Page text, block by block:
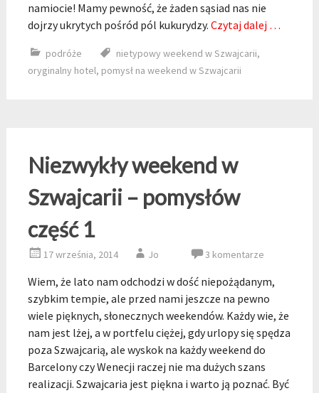
namiocie! Mamy pewność, że żaden sąsiad nas nie
dojrzy ukrytych pośród pól kukurydzy. Czytaj dalej …
podróże nietypowy weekend w Szwajcarii,
oryginalny hotel, pomysł na weekend w Szwajcarii
Niezwykły weekend w
Szwajcarii – pomysłów
część 1
17 września, 2014 Jo 3 komentarze
Wiem, że lato nam odchodzi w dość niepożądanym,
szybkim tempie, ale przed nami jeszcze na pewno
wiele pięknych, słonecznych weekendów. Każdy wie, że
nam jest lżej, a w portfelu ciężej, gdy urlopy się spędza
poza Szwajcarią, ale wyskok na każdy weekend do
Barcelony czy Wenecji raczej nie ma dużych szans
realizacji. Szwajcaria jest piękna i warto ją poznać. Być